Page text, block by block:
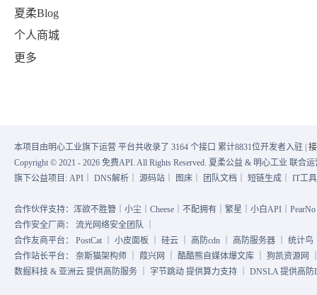
夏柔Blog
个人商城
更多
本项目由明心工业旗下运营 平台共收录了 3164 个接口 累计8831位开发者入驻 |
Copyright © 2021 - 2026 免费API. All Rights Reserved. 夏柔公益 & 明心工业 联合
旗下公益项目: API DNS解析 源码站 图床 团队文档 短链生成 IT工
合作伙伴支持：浑欲不胜簪｜小尘｜Cheese｜不配拥有｜繁星｜小白API｜
合作安全厂商： 流光网络安全团队
合作友商平台： PostCat 小皮面板 硅云 高防cdn 高防服务器 统计鸟
合作站长平台： 奈斯猫架构师 葭兴网 酷酷熊自媒体爆文库 狗凯资源网
数掘科技 & 亚洲云 提供高防服务 ｜ 字节跳动 提供算力支持 ｜ DNSLA 提供高